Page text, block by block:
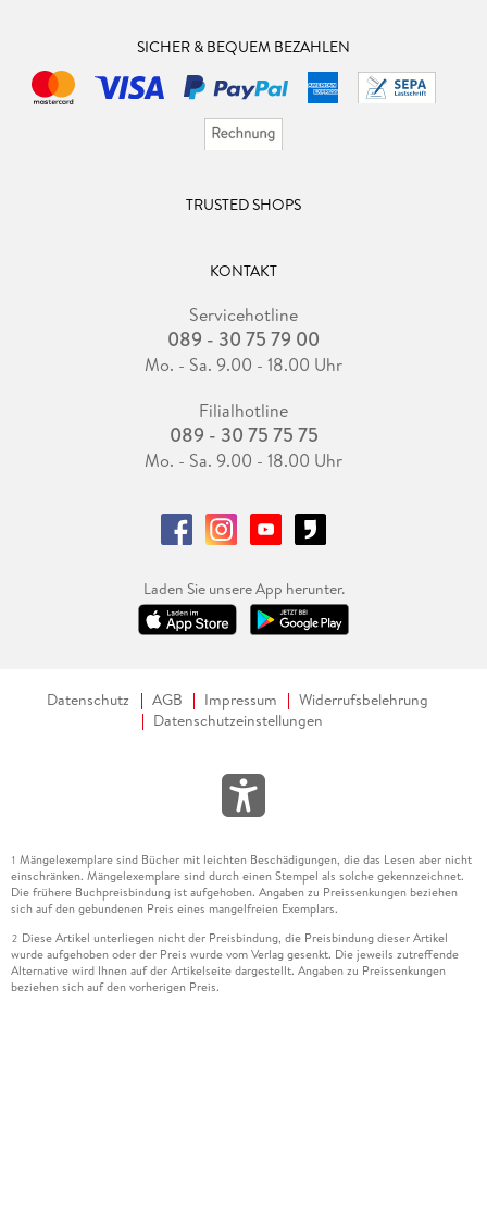
SICHER & BEQUEM BEZAHLEN
TRUSTED SHOPS
KONTAKT
Servicehotline
089 - 30 75 79 00
Mo. - Sa. 9.00 - 18.00 Uhr
Filialhotline
089 - 30 75 75 75
Mo. - Sa. 9.00 - 18.00 Uhr
Laden Sie unsere App herunter.
Datenschutz AGB Impressum
Widerrufsbelehrung
Datenschutzeinstellungen
1 Mängelexemplare sind Bücher mit leichten Beschädigungen, die das Lesen aber nicht
einschränken. Mängelexemplare sind durch einen Stempel als solche gekennzeichnet.
Die frühere Buchpreisbindung ist aufgehoben. Angaben zu Preissenkungen beziehen
sich auf den gebundenen Preis eines mangelfreien Exemplars.
2 Diese Artikel unterliegen nicht der Preisbindung, die Preisbindung dieser Artikel
wurde aufgehoben oder der Preis wurde vom Verlag gesenkt. Die jeweils zutreffende
Alternative wird Ihnen auf der Artikelseite dargestellt. Angaben zu Preissenkungen
beziehen sich auf den vorherigen Preis.